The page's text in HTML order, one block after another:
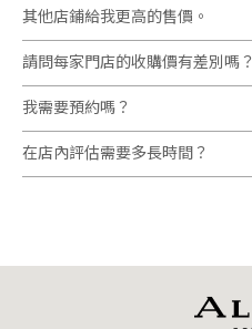
其他店鋪給我更高的售價。
請問每家門店的收購價有差別嗎？
我需要預約嗎？
在店內評估需要多長時間？